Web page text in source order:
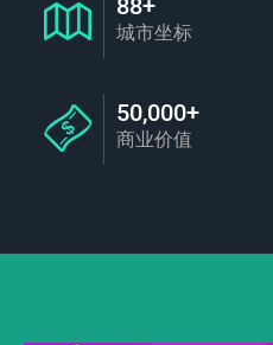
88+
城市坐标
50,000+
商业价值